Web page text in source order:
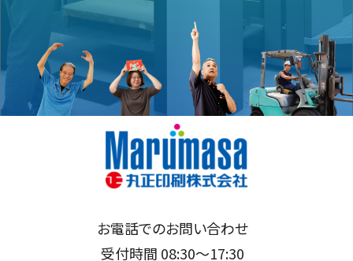
お電話でのお問い合わせ
受付時間 08:30～17:30